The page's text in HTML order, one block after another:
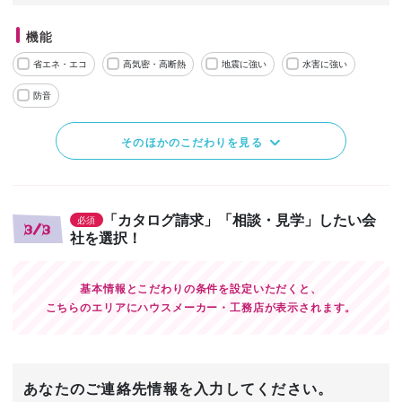
機能
省エネ・エコ 高気密・高断熱 地震に強い 水害に強い
防音
そのほかのこだわりを見る
3/3
必須
「カタログ請求」「相談・見学」したい会
社を選択！
基本情報とこだわりの条件を設定いただくと、
こちらのエリアにハウスメーカー・工務店が表示されます。
あなたのご連絡先情報を入力してください。